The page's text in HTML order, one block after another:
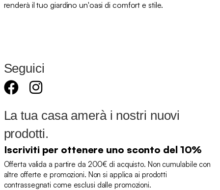
renderà il tuo giardino un'oasi di comfort e stile.
Seguici
La tua casa amerà i nostri nuovi
prodotti.
Iscriviti per ottenere uno sconto del 10%
Offerta valida a partire da 200€ di acquisto. Non cumulabile con
altre offerte e promozioni. Non si applica ai prodotti
contrassegnati come esclusi dalle promozioni.